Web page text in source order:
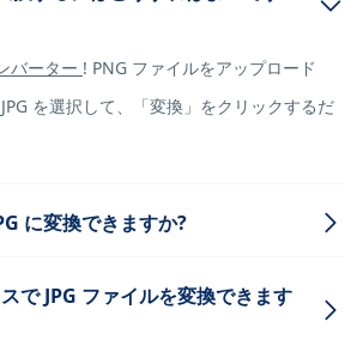
バーター ! PNG ファイルをアップロード
を選択して、「変換」をクリックするだ
に変換できますか?
で JPG ファイルを変換できます